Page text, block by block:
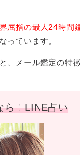
屈指の最大24時間
っています。
、メール鑑定の特
ら！LINE占い